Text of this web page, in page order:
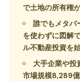
で土地の所有権
誰でもメタバ
を使わずに図解
ル不動産投資を
大手企業や
市場規模8,289